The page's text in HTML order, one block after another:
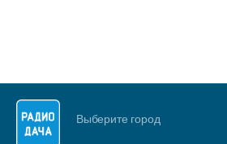
Выберите город